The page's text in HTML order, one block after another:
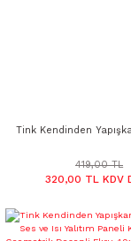
Tink Kendinden
Dekota Leopar
49x49 cm
419,00 TL
320,00 TL KDV